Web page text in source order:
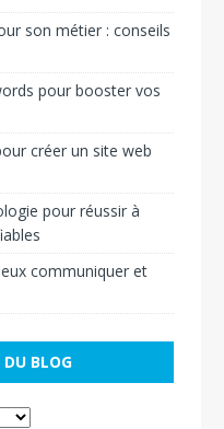
son métier : conseils
pour booster vos
créer un site web
pour réussir à
communiquer et
DU BLOG